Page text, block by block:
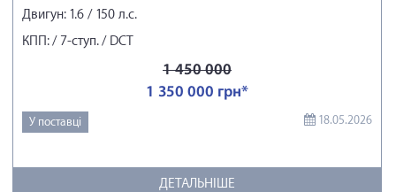
Двигун: 1.6 / 150 л.с.
КПП: / 7-ступ. / DCT
1 450 000
1 350 000 грн*
У поставці 18.05.2026
ДЕТАЛЬНІШЕ